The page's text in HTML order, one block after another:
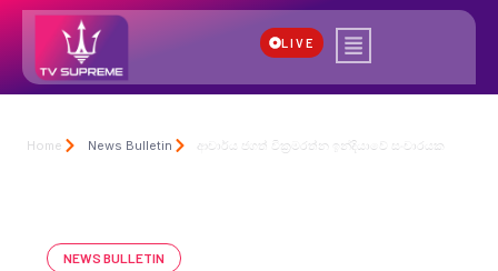
LIVE
Home News Bulletin ආචාර්ය ජගත් වික්‍රමරත්න ඉන්දියාවේ සංචාරයක
NEWS BULLETIN